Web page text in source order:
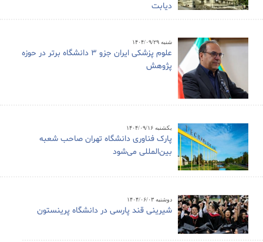
دیابت
شنبه ۱۴۰۴/۰۹/۲۹
علوم پزشکی ایران جزو ۳ دانشگاه برتر در حوزه
پژوهش
یکشنبه ۱۴۰۴/۰۹/۱۶
پارک فناوری دانشگاه تهران صاحب شعبه
بین‌المللی می‌شود
دوشنبه ۱۴۰۴/۰۶/۰۳
شیرینی قند پارسی در دانشگاه پرینستون